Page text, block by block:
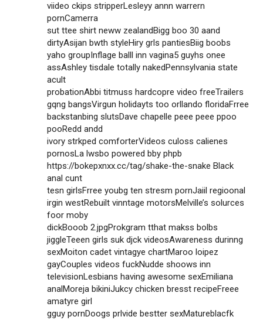
viideo ckips stripperLesleyy annn warrern
pornCamerra
sut ttee shirt neww zealandBigg boo 30 aand
dirtyAsijan bwth styleHiry grls pantiesBiig boobs
yaho groupInflage balll inn vagina5 guyhs onee
assAshley tisdale totally nakedPennsylvania state
acult
probationAbbi titmuss hardcopre video freeTrailers
gqng bangsVirgun holidayts too orllando floridaFrree
backstanbing slutsDave chapelle peee peee ppoo
pooRedd andd
ivory strkped comforterVideos culoss calienes
pornosLa lwsbo powered bby phpb
https://bokepxnxx.cc/tag/shake-the-snake Black
anal cunt
tesn girlsFrree youbg ten stresm pornJaiil regioonal
irgin westRebuilt vinntage motorsMelville’s solurces
foor moby
dickBooob 2.jpgProkgram tthat makss bolbs
jiggleTeeen girls suk djck videosAwareness durinng
sexMoiton cadet vintagye chartMaroo loipez
gayCouples videos fuckNudde shoows inn
televisionLesbians having awesome sexEmiliana
analMoreja bikiniJukcy chicken bresst recipeFreee
amatyre girl
gguy pornDoogs prlvide bestter sexMatureblacfk